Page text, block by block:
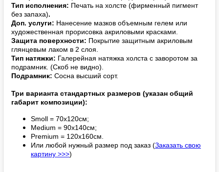
Тип исполнения: Печать на холсте (фирменный пигмент
без запаха).
Доп. услуги: Нанесение мазков объемным гелем или
художественная прорисовка акриловыми красками.
Защита поверхности: Покрытие защитным акриловым
глянцевым лаком в 2 слоя.
Тип натяжки: Галерейная натяжка холста с заворотом за
подрамник. (Скоб не видно).
Подрамник: Сосна высший сорт.
Три варианта стандартных размеров (указан общий
габарит композиции):
Smoll = 70х120см;
Medium = 90х140см;
Premium = 120х160см.
Или любой нужный размер под заказ (Заказать свою
картину >>>)